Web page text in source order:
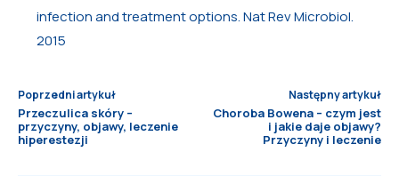
infection and treatment options. Nat Rev Microbiol.
2015
Poprzedni artykuł
Przeczulica skóry –
przyczyny, objawy, leczenie
hiperestezji
Następny artykuł
Choroba Bowena – czym jest
i jakie daje objawy?
Przyczyny i leczenie